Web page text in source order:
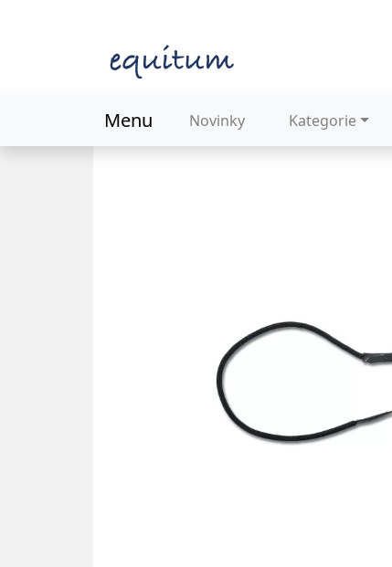
Menu Novinky Kategorie